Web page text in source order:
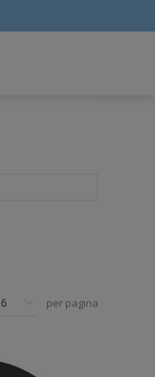
per pagina